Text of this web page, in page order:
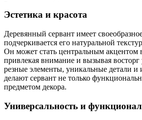
Эстетика и красота
Деревянный сервант имеет
подчеркивается его натуральной
Он может стать центральным акцентом
привлекая внимание и вызывая
резные элементы, уникальные детали и
делают сервант не только
предметом декора.
Универсальность и